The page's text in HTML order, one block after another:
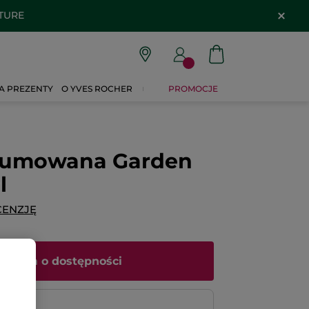
PREZENTY O YVES ROCHER PROMOCJE
Garden
o dostępności